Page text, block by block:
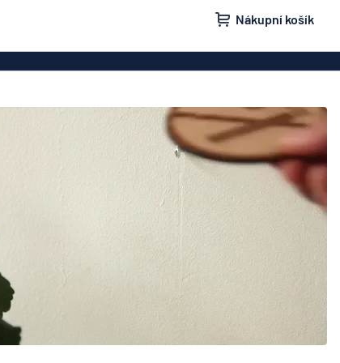
Nákupní košík
Domovní značení
Značení „Žádnou nežádoucí poštu“
Štítky a cedulky